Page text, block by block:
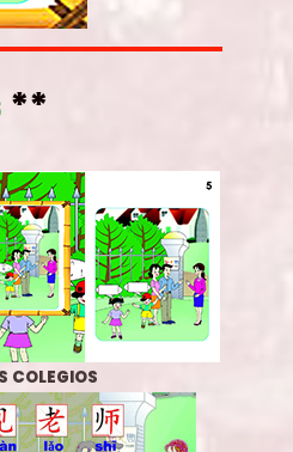
**
COLEGIOS